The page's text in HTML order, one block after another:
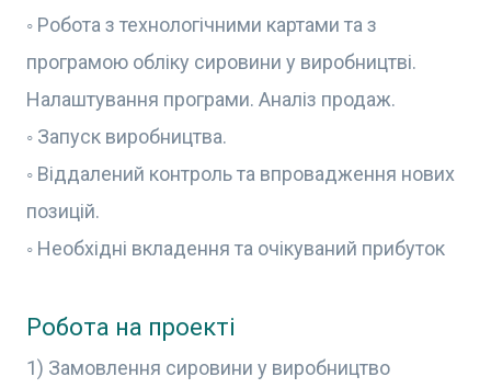
◦ Робота з технологічними картами та з
програмою обліку сировини у виробництві.
Налаштування програми. Аналіз продаж.
◦ Запуск виробництва.
◦ Віддалений контроль та впровадження нових
позицій.
◦ Необхідні вкладення та очікуваний прибуток
Робота на проекті
1) Замовлення сировини у виробництво